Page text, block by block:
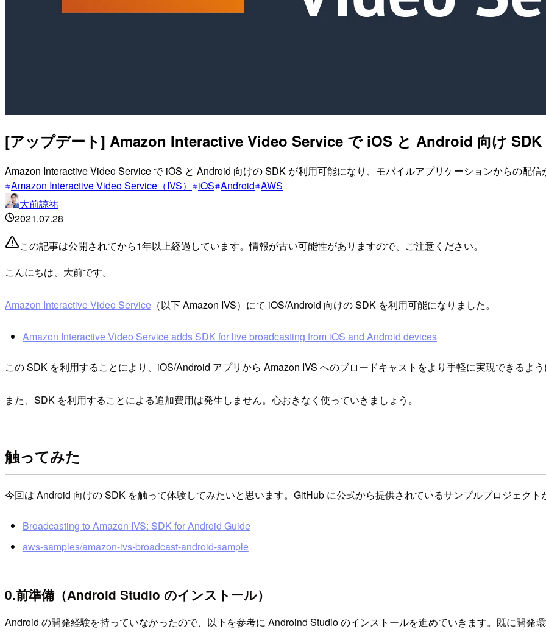
[アップデート] Amazon Interactive Video Service で iOS と Android 向け SDK
Amazon Interactive Video Service で iOS と Android 向けの SDK が利用可能になり、モバイルアプリケーションからの配
Amazon Interactive Video Service（IVS）
iOS Android AWS
大前諒祐
2021.07.28
この記事は公開されてから1年以上経過しています。情報が古い可能性がありますので、ご注意ください。
こんにちは、大前です。
Amazon Interactive Video Service （以下 Amazon IVS）にて iOS/Android 向けの SDK を利用可能になりました。
Amazon Interactive Video Service adds SDK for live broadcasting from iOS and Android devices
この SDK を利用することにより、iOS/Android アプリから Amazon IVS へのブロードキャストをより手軽に実現できるよう
また、SDK を利用することによる追加費用は発生しません。心おきなく使っていきましょう。
触ってみた
今回は Android 向けの SDK を触って体験してみたいと思います。GitHub に公式から提供されているサンプルプロジェクト
Broadcasting to Amazon IVS: SDK for Android Guide
aws-samples/amazon-ivs-broadcast-android-sample
0.前準備（Android Studio のインストール）
Android の開発経験を持っていなかったので、以下を参考に Androind Studio のインストールを進めていきます。既に開発